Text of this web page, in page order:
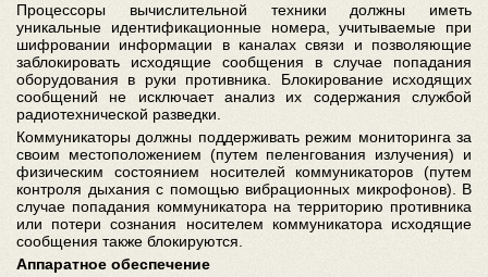
Процессоры вычислительной техники должны иметь
уникальные идентификационные номера, учитываемые при
шифровании информации в каналах связи и позволяющие
заблокировать исходящие сообщения в случае попадания
оборудования в руки противника. Блокирование исходящих
сообщений не исключает анализ их содержания службой
радиотехнической разведки.
Коммуникаторы должны поддерживать режим мониторинга за
своим местоположением (путем пеленгования излучения) и
физическим состоянием носителей коммуникаторов (путем
контроля дыхания с помощью вибрационных микрофонов). В
случае попадания коммуникатора на территорию противника
или потери сознания носителем коммуникатора исходящие
сообщения также блокируются.
Аппаратное обеспечение